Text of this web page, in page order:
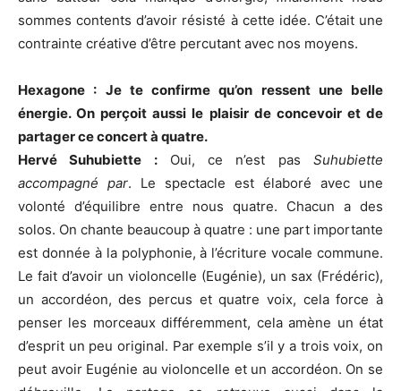
sommes contents d’avoir résisté à cette idée. C’était une
contrainte créative d’être percutant avec nos moyens.
Hexagone : Je te confirme qu’on ressent une belle
énergie. On perçoit aussi le plaisir de concevoir et de
partager ce concert à quatre.
Hervé Suhubiette :Oui, ce n’est pasSuhubiette
accompagné par. Le spectacle est élaboré avec une
volonté d’équilibre entre nous quatre. Chacun a des
solos. On chante beaucoup à quatre : une part importante
est donnée à la polyphonie, à l’écriture vocale commune.
Le fait d’avoir un violoncelle (Eugénie), un sax (Frédéric),
un accordéon, des percus et quatre voix, cela force à
penser les morceaux différemment, cela amène un état
d’esprit un peu original. Par exemple s’il y a trois voix, on
peut avoir Eugénie au violoncelle et un accordéon. On se